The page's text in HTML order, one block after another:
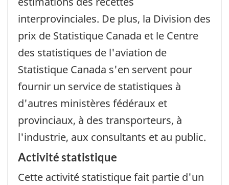
interprovinciales. De plus, la Division des
prix de Statistique Canada et le Centre
des statistiques de l'aviation de
Statistique Canada s'en servent pour
fournir un service de statistiques à
d'autres ministères fédéraux et
provinciaux, à des transporteurs, à
l'industrie, aux consultants et au public.
Activité statistique
Cette activité statistique fait partie d'un